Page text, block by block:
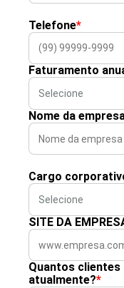
Telefone*
Faturamento
Nome da
Cargo
SITE DA
Quantos clientes
atualmente?*